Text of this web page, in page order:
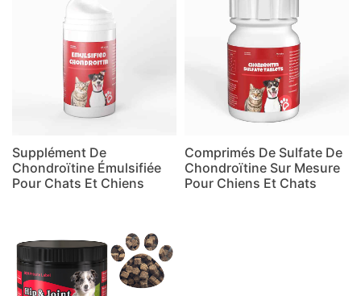
Supplément De
Chondroïtine Émulsifiée
Pour Chats Et Chiens
Comprimés De Sulfate De
Chondroïtine Sur Mesure
Pour Chiens Et Chats